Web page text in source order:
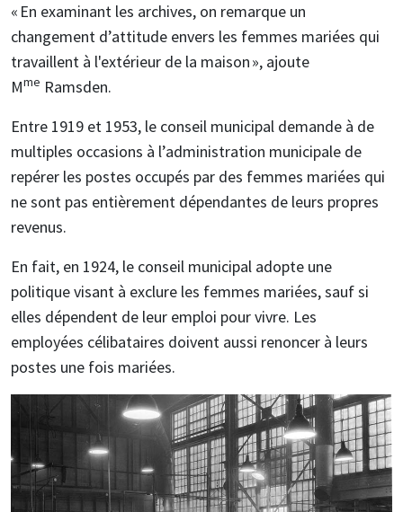
« En examinant les archives, on remarque un
changement d’attitude envers les femmes mariées qui
travaillent à l'extérieur de la maison », ajoute
Mme Ramsden.
Entre 1919 et 1953, le conseil municipal demande à de
multiples occasions à l’administration municipale de
repérer les postes occupés par des femmes mariées qui
ne sont pas entièrement dépendantes de leurs propres
revenus.
En fait, en 1924, le conseil municipal adopte une
politique visant à exclure les femmes mariées, sauf si
elles dépendent de leur emploi pour vivre. Les
employées célibataires doivent aussi renoncer à leurs
postes une fois mariées.